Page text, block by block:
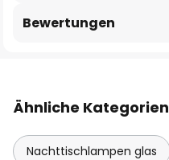
Bewertungen
Ähnliche Kategorien
Nachttischlampen glas